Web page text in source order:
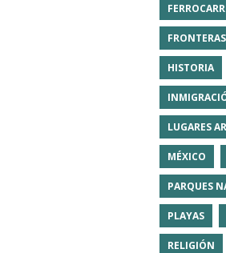
FRONTERAS
HISTORIA
LUGARES
MÉXICO
PARQUES
PLAYAS
RELIGIÓN